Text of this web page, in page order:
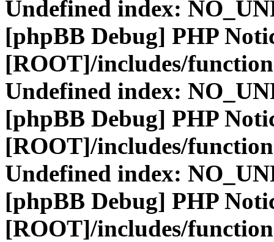
Undefined index:
[phpBB Debug] PHP
[ROOT]/includes/
Undefined index:
[phpBB Debug] PHP
[ROOT]/includes/
Undefined index:
[phpBB Debug] PHP
[ROOT]/includes/